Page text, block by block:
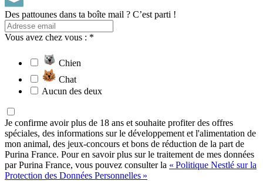
Des pattounes dans ta boîte mail ? C’est parti !
Vous avez chez vous : *
Chien
Chat
Aucun des deux
Je confirme avoir plus de 18 ans et souhaite profiter des offres
spéciales, des informations sur le développement et l'alimentation de
mon animal, des jeux-concours et bons de réduction de la part de
Purina France. Pour en savoir plus sur le traitement de mes données
par Purina France, vous pouvez consulter la « Politique Nestlé sur la
Protection des Données Personnelles »